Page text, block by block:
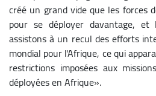
créé un grand vide que les forces
pour se déployer davantage,
assistons à un recul des efforts
mondial pour l'Afrique, ce qui
restrictions imposées aux
déployées en Afrique».